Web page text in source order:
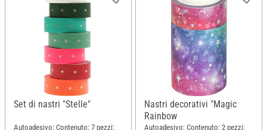
Set di nastri "Stelle"
Autoadesivo; Contenuto: 7 pezzi;
Nastri decorativi "Magic
Rainbow
Autoadesivo; Contenuto: 2 pezzi;